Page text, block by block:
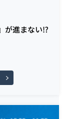
が進まない⁉